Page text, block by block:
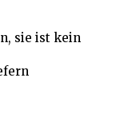
sie ist kein